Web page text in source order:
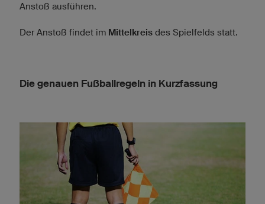
Anstoß ausführen.
Der Anstoß findet im Mittelkreis des Spielfelds statt.
Die genauen Fußballregeln in Kurzfassung